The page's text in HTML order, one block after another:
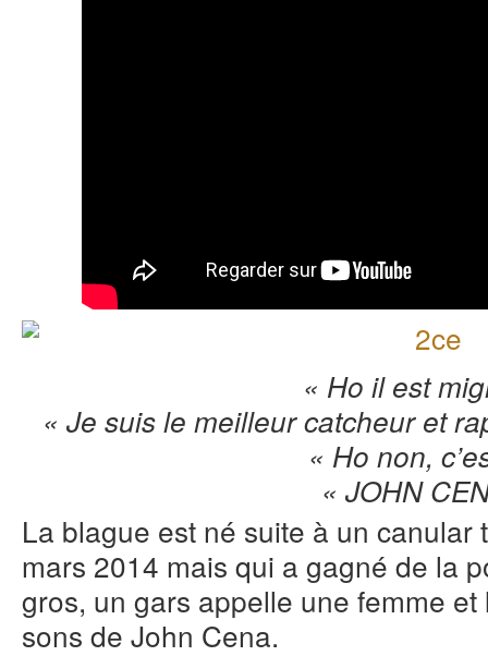
« Ho il est
« Je suis le meilleur catcheur et
« Ho non,
« JOHN
La blague est né suite à un
mars 2014 mais qui a gagné de la
gros, un gars appelle une femme
sons de John Cena.